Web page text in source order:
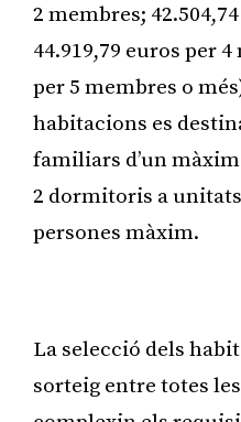
2 membres;
44.919,79 euros per
per 5 membres o
habitacions es
familiars d’un
2 dormitoris a
persones màxim.
La selecció dels
sorteig entre totes